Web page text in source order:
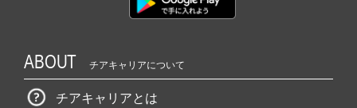
ABOUT チアキャリアについて
チアキャリアとは